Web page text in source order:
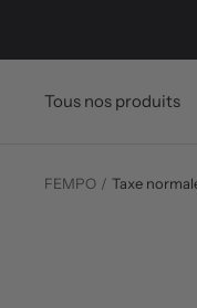
Tous nos produits
FEMPO Taxe